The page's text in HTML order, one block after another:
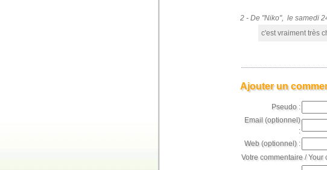
2 - De "Niko", le samedi
c'est vraiment très
Ajouter un
Pseudo :
Email (optionnel)
:
Web (optionnel) :
Votre commentaire /